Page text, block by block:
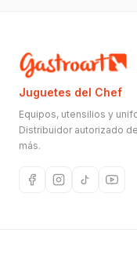
Juguetes del Chef
Equipos, utensilios y
Distribuidor autorizado
más.